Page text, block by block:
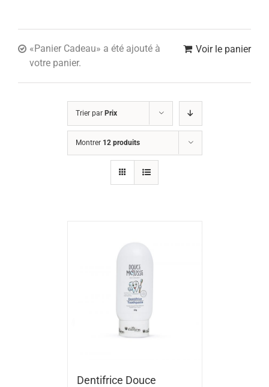
Voir le panier
«Panier Cadeau» a été ajouté à
votre panier.
Trier par Prix
Montrer 12 produits
Dentifrice Douce